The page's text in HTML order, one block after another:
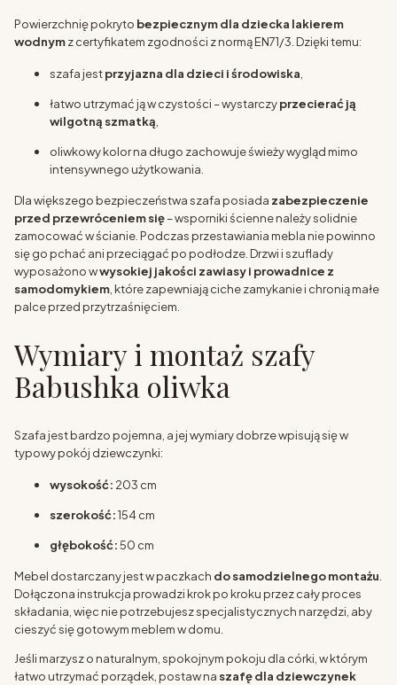
Powierzchnię pokryto bezpiecznym dla dziecka lakierem
wodnymz certyfikatem zgodności z normą EN71/3. Dzięki temu:
szafa jestprzyjazna dla dzieci i środowiska
łatwo utrzymać ją w czystości – wystarczyprzecierać ją
wilgotną szmatką
oliwkowy kolor na długo zachowuje świeży wygląd mimo
intensywnego użytkowania.
Dla większego bezpieczeństwa szafa posiada zabezpieczenie
przed przewróceniem się– wsporniki ścienne należy solidnie
zamocować w ścianie. Podczas przestawiania mebla nie powinno
się go pchać ani przeciągać po podłodze. Drzwi i szuflady
wyposażono wwysokiej jakości zawiasy i prowadnice z
samodomykiem , które zapewniają ciche zamykanie i chronią małe
palce przed przytrzaśnięciem.
Wymiary i montaż szafy
Babushka oliwka
Szafa jest bardzo pojemna, a jej wymiary dobrze wpisują się w
typowy pokój dziewczynki:
wysokość: 203 cm
szerokość:154 cm
głębokość:50 cm
Mebel dostarczany jest w paczkach do samodzielnego montażu
Dołączona instrukcja prowadzi krok po kroku przez cały proces
składania, więc nie potrzebujesz specjalistycznych narzędzi, aby
cieszyć się gotowym meblem w domu.
Jeśli marzysz o naturalnym, spokojnym pokoju dla córki, w którym
łatwo utrzymać porządek, postaw na szafę dla dziewczynek